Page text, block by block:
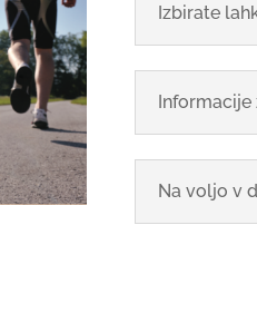
Izbirate
Informacije
Na voljo v